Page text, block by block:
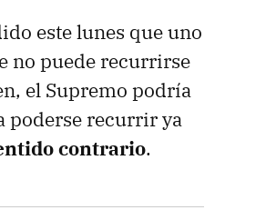
este lunes que uno
no puede recurrirse
el Supremo podría
poderse recurrir ya
contrario.